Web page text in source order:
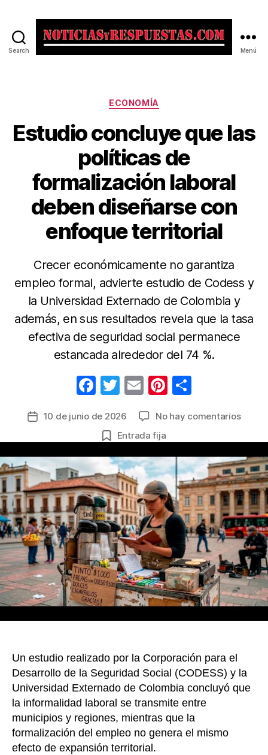
Search Menú
Categorías
ECONOMÍA
Estudio concluye que las
políticas de
formalización laboral
deben diseñarse con
enfoque territorial
Crecer económicamente no garantiza
empleo formal, advierte estudio de Codess y
la Universidad Externado de Colombia y
además, en sus resultados revela que la tasa
efectiva de seguridad social permanece
estancada alrededor del 74 %.
F
c
e
b
o
o
k
T
itt
er
E
ail
Pi
er
e
st
m
p
ar
tir
Fecha
la
entrada
10 de junio de 2026 No hay comentariosen
que
las
de
deben
con
Entrada fija
Un estudio realizado por la Corporación para el
Desarrollo de la Seguridad Social (CODESS) y la
Universidad Externado de Colombia concluyó que
la informalidad laboral se transmite entre
municipios y regiones, mientras que la
formalización del empleo no genera el mismo
efecto de expansión territorial.